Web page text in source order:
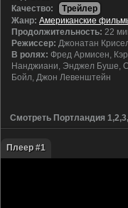
Качество:
Трейлер
Жанр: Американские
Продолжительность: 22
Режиссер: Джонатан
В ролях: Фред Армисен,
Нанджиани, Энджел Буше,
Бойл, Джон Левенштейн
Смотреть Портландия
Плеер #1